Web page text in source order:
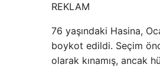
REKLAM
76 yaşındaki Hasina,
boykot edildi. Seçim
olarak kınamış, ancak